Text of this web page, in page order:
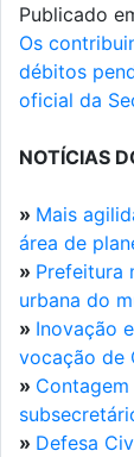
Publicado
Os
débitos
oficial da
NOTÍCIAS
» Mais
área de
» Prefeitura
urbana do
» Inovação
vocação de
»
» Defesa